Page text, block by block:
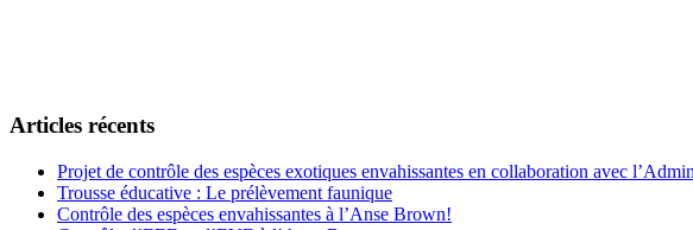
Articles récents
Projet de contrôle des espèces exotiques envahissantes en collaboration avec
Trousse éducative : Le prélèvement faunique
Contrôle des espèces envahissantes à l’Anse Brown!